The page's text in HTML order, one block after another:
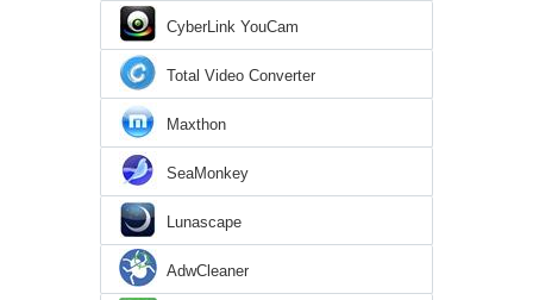
CyberLink YouCam
Total Video Converter
Maxthon
SeaMonkey
Lunascape
AdwCleaner